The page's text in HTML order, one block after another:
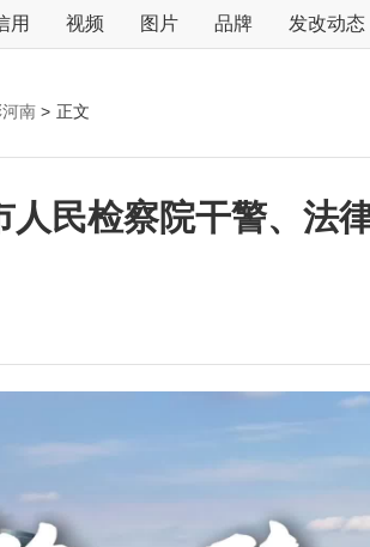
用 视频 图片 品牌 发改动态
南 > 正文
人民检察院干警、